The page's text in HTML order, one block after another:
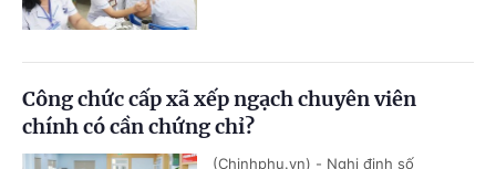
Công chức cấp xã xếp ngạch chuyên viên
chính có cần chứng chỉ?
(Chinhphu.vn) - Nghị định số